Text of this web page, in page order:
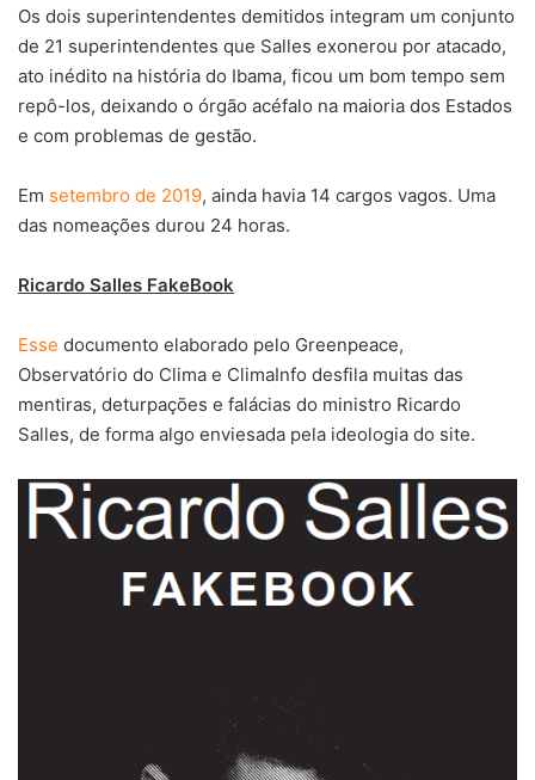
Os dois superintendentes demitidos integram um conjunto
de 21 superintendentes que Salles exonerou por atacado,
ato inédito na história do Ibama, ficou um bom tempo sem
repô-los, deixando o órgão acéfalo na maioria dos Estados
e com problemas de gestão.
Em setembro de 2019, ainda havia 14 cargos vagos. Uma
das nomeações durou 24 horas.
Ricardo Salles FakeBook
Esse documento elaborado pelo Greenpeace,
Observatório do Clima e ClimaInfo desfila muitas das
mentiras, deturpações e falácias do ministro Ricardo
Salles, de forma algo enviesada pela ideologia do site.